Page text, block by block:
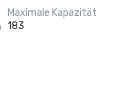
Maximale Kapazität
183